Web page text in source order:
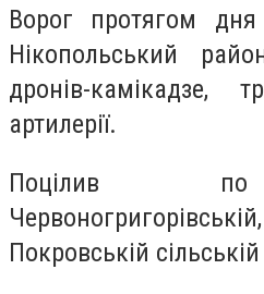
Ворог протягом
Нікопольський
дронів-камікадзе,
артилерії.
Поцілив по
Покровській